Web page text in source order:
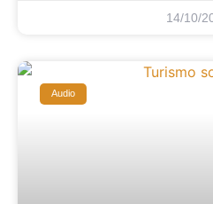
14/10/
Audio